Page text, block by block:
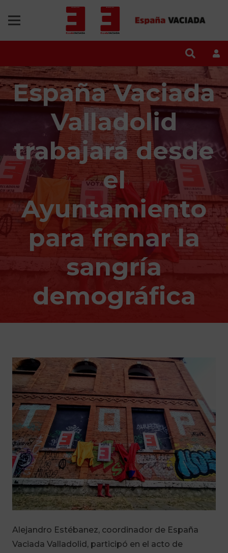
España Vaciada
Valladolid
trabajará desde
el
Ayuntamiento
para frenar la
sangría
demográfica
Alejandro Estébanez, coordinador de España
Vaciada Valladolid, participó en el acto de